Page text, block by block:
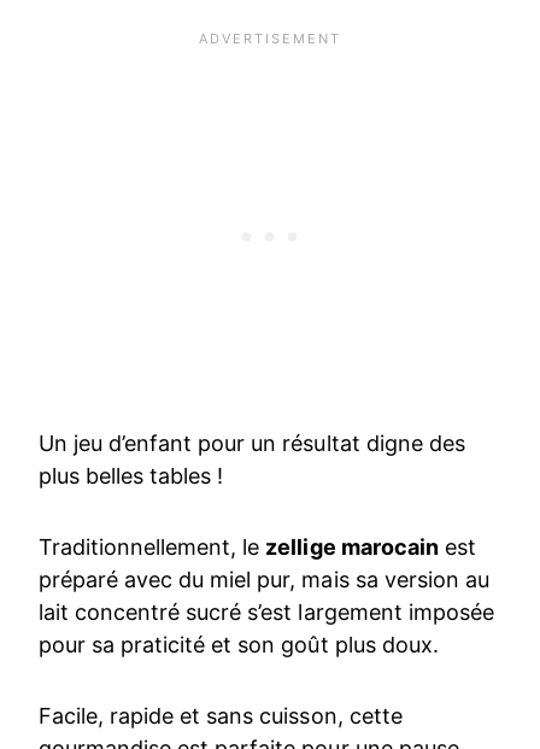
Un jeu d’enfant pour un résultat digne des
plus belles tables !
Traditionnellement, le zellige marocainest
préparé avec du miel pur, mais sa version au
lait concentré sucré s’est largement imposée
pour sa praticité et son goût plus doux.
Facile, rapide et sans cuisson, cette